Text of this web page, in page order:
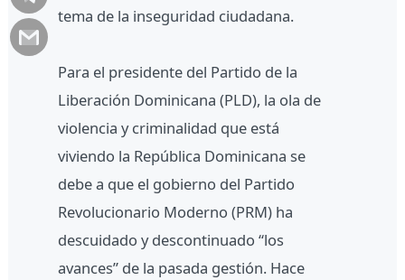
tema de la inseguridad ciudadana.
Para el presidente del Partido de la
Liberación Dominicana (PLD), la ola de
violencia y criminalidad que está
viviendo la República Dominicana se
debe a que el gobierno del Partido
Revolucionario Moderno (PRM) ha
descuidado y descontinuado “los
avances” de la pasada gestión. Hace